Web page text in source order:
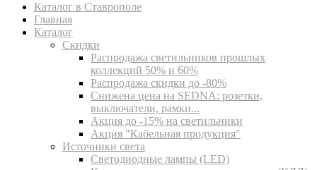
Каталог в Ставрополе
Главная
Каталог
Скидки
Распродажа светильников прошлых
коллекций 50% и 60%
Распродажа скидки до -80%
Cнижена цена на SEDNA: розетки,
выключатели, рамки...
Акция до -15% на светильники
Акция "Кабельная продукция"
Источники света
Светодиодные лампы (LED)